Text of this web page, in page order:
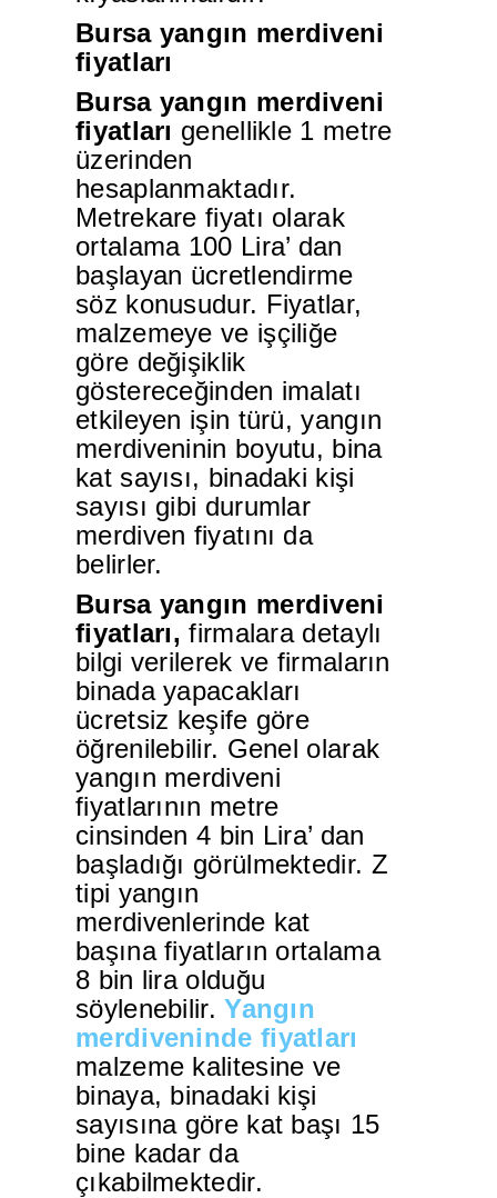
Bursa yangın merdiveni
fiyatları
Bursa yangın merdiveni
fiyatları genellikle 1 metre
üzerinden
hesaplanmaktadır.
Metrekare fiyatı olarak
ortalama 100 Lira’ dan
başlayan ücretlendirme
söz konusudur. Fiyatlar,
malzemeye ve işçiliğe
göre değişiklik
göstereceğinden imalatı
etkileyen işin türü, yangın
merdiveninin boyutu, bina
kat sayısı, binadaki kişi
sayısı gibi durumlar
merdiven fiyatını da
belirler.
Bursa yangın merdiveni
fiyatları, firmalara detaylı
bilgi verilerek ve firmaların
binada yapacakları
ücretsiz keşife göre
öğrenilebilir. Genel olarak
yangın merdiveni
fiyatlarının metre
cinsinden 4 bin Lira’ dan
başladığı görülmektedir. Z
tipi yangın
merdivenlerinde kat
başına fiyatların ortalama
8 bin lira olduğu
söylenebilir.Yangın
merdiveninde fiyatları
malzeme kalitesine ve
binaya, binadaki kişi
sayısına göre kat başı 15
bine kadar da
çıkabilmektedir.